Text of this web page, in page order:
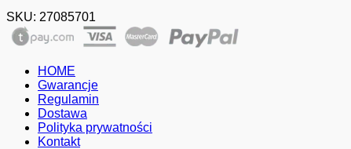
SKU: 27085701
HOME
Gwarancje
Regulamin
Dostawa
Polityka prywatności
Kontakt